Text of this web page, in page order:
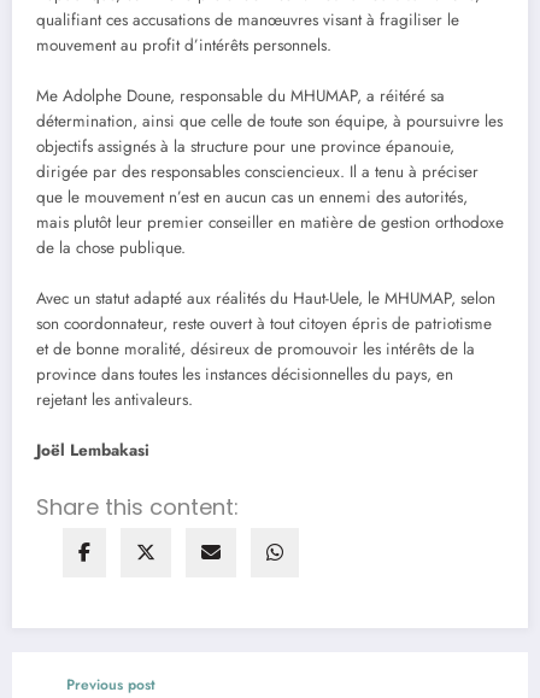
qualifiant ces accusations de manœuvres visant à fragiliser le
mouvement au profit d’intérêts personnels.
Me Adolphe Doune, responsable du MHUMAP, a réitéré sa
détermination, ainsi que celle de toute son équipe, à poursuivre les
objectifs assignés à la structure pour une province épanouie,
dirigée par des responsables consciencieux. Il a tenu à préciser
que le mouvement n’est en aucun cas un ennemi des autorités,
mais plutôt leur premier conseiller en matière de gestion orthodoxe
de la chose publique.
Avec un statut adapté aux réalités du Haut-Uele, le MHUMAP, selon
son coordonnateur, reste ouvert à tout citoyen épris de patriotisme
et de bonne moralité, désireux de promouvoir les intérêts de la
province dans toutes les instances décisionnelles du pays, en
rejetant les antivaleurs.
Joël Lembakasi
Share this content:
Previous post